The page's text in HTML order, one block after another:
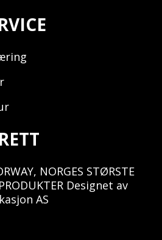
NORGES STØRSTE
Designet av
AS